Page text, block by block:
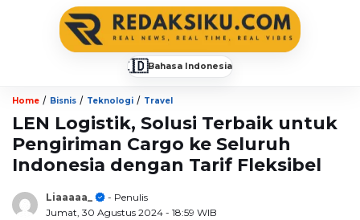
🇮🇩Bahasa Indonesia
Home / Bisnis / Teknologi / Travel
LEN Logistik, Solusi Terbaik untuk
Pengiriman Cargo ke Seluruh
Indonesia dengan Tarif Fleksibel
Liaaaaa_
- Penulis
Jumat, 30 Agustus 2024 - 18:59 WIB